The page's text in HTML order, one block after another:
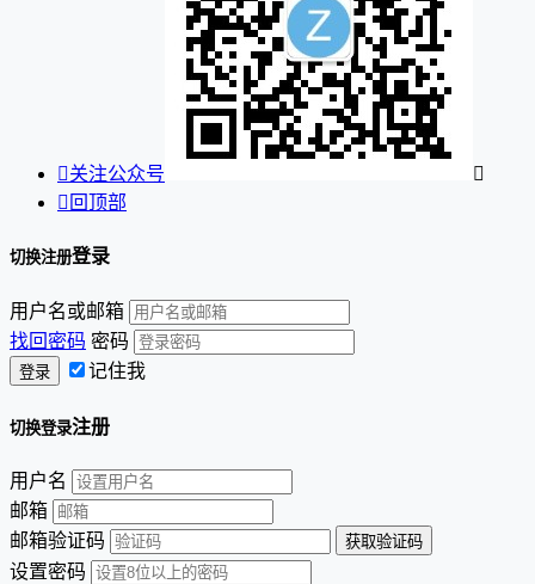
关注公众号

 回顶部
切换注册登录
用户名或邮箱
找回密码 密码
记住我
切换登录注册
用户名
邮箱
邮箱验证码
设置密码